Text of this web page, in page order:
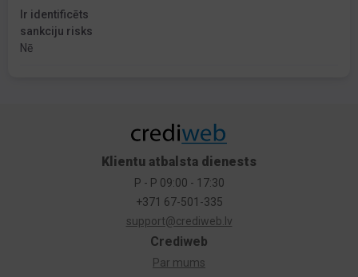
Ir identificēts
sankciju risks
Nē
Crediweb
Par mums
Klientu atbalsta dienests
P - P 09:00 - 17:30
+371 67-501-335
support@crediweb.lv